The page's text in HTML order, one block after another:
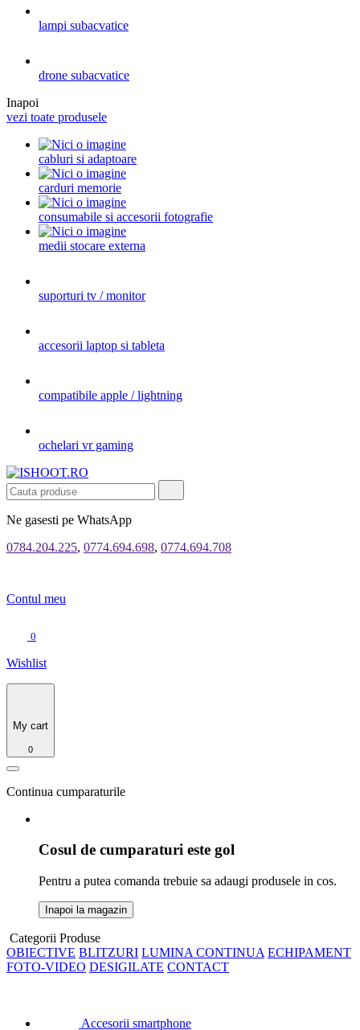
lampi subacvatice
drone subacvatice
Inapoi
vezi toate produsele
cabluri si adaptoare
carduri memorie
consumabile si accesorii fotografie
medii stocare externa
suporturi tv / monitor
accesorii laptop si tableta
compatibile apple / lightning
ochelari vr gaming
Ne gasesti pe WhatsApp
0784.204.225, 0774.694.698, 0774.694.708
Contul meu
0
Wishlist
My cart
0
Continua cumparaturile
Cosul de cumparaturi este gol
Pentru a putea comanda trebuie sa adaugi produsele in cos.
Inapoi la magazin
Categorii Produse
OBIECTIVE BLITZURI LUMINA CONTINUA ECHIPAMENT
FOTO-VIDEO DESIGILATE CONTACT
Accesorii smartphone